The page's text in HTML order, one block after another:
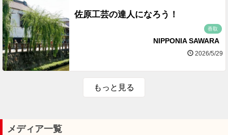
佐原工芸の達人になろう！
香取
NIPPONIA SAWARA
2026/5/29
もっと見る
メディア一覧